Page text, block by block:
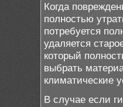
Когда
полностью
потребуется
удаляется
который
выбрать
климатические
В случае если